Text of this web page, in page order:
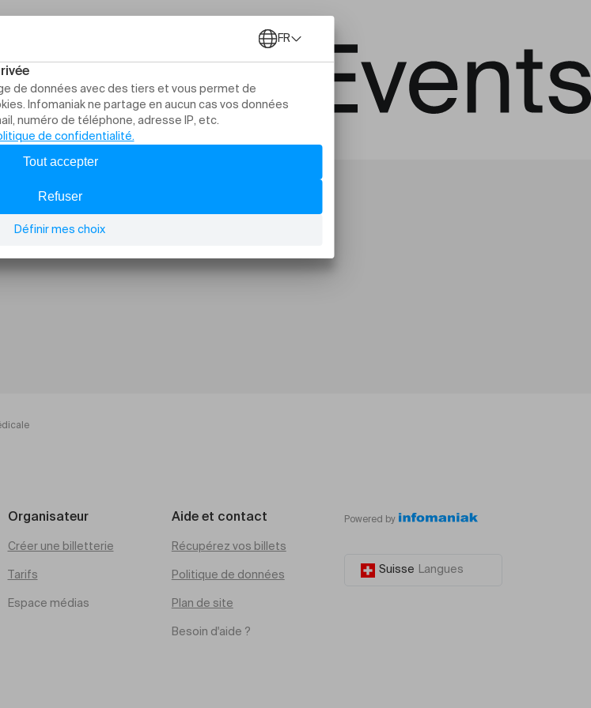
Organisateur
Créer une billetterie
Tarifs
Espace médias
Aide et contact
Récupérez vos billets
Politique de données
Plan de site
Besoin d'aide ?
Powered by
Suisse Langues